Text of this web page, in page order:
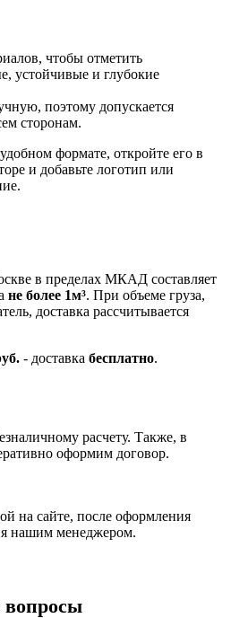
чтобы отметить
устойчивые и глубокие
поэтому допускается
сторонам.
формате, откройте его в
и добавьте логотип или
в пределах МКАД составляет
не более 1м³. При объеме груза,
доставка рассчитывается
- доставка бесплатно.
расчету. Также, в
оформим договор.
на сайте, после оформления
нашим менеджером.
вопросы